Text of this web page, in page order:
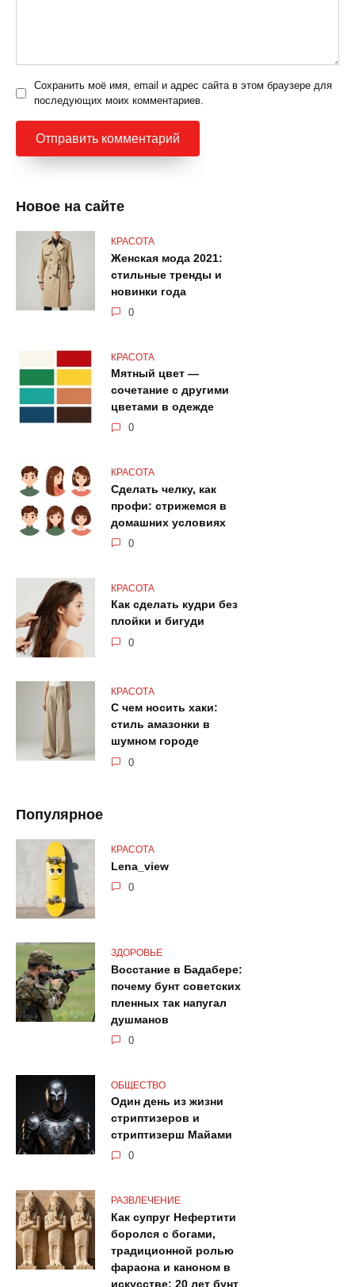
Сохранить моё имя, email и адрес сайта в этом браузере для
последующих моих комментариев.
Новое на сайте
КРАСОТА
Женская мода 2021:
стильные тренды и
новинки года
0
КРАСОТА
Мятный цвет —
сочетание с другими
цветами в одежде
0
КРАСОТА
Сделать челку, как
профи: стрижемся в
домашних условиях
0
КРАСОТА
Как сделать кудри без
плойки и бигуди
0
КРАСОТА
С чем носить хаки:
стиль амазонки в
шумном городе
0
Популярное
КРАСОТА
Lena_view
0
ЗДОРОВЬЕ
Восстание в Бадабере:
почему бунт советских
пленных так напугал
душманов
0
ОБЩЕСТВО
Один день из жизни
стриптизеров и
стриптизерш Майами
0
РАЗВЛЕЧЕНИЕ
Как супруг Нефертити
боролся с богами,
традиционной ролью
фараона и каноном в
искусстве: 20 лет бунт